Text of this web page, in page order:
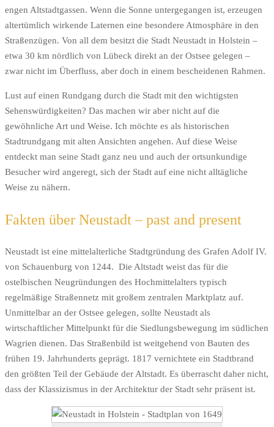
engen Altstadtgassen. Wenn die Sonne untergegangen ist, erzeugen
altertümlich wirkende Laternen eine besondere Atmosphäre in den
Straßenzügen. Von all dem besitzt die Stadt Neustadt in Holstein –
etwa 30 km nördlich von Lübeck direkt an der Ostsee gelegen –
zwar nicht im Überfluss, aber doch in einem bescheidenen Rahmen.
Lust auf einen Rundgang durch die Stadt mit den wichtigsten
Sehenswürdigkeiten? Das machen wir aber nicht auf die
gewöhnliche Art und Weise. Ich möchte es als historischen
Stadtrundgang mit alten Ansichten angehen. Auf diese Weise
entdeckt man seine Stadt ganz neu und auch der ortsunkundige
Besucher wird angeregt, sich der Stadt auf eine nicht alltägliche
Weise zu nähern.
Fakten über Neustadt – past and present
Neustadt ist eine mittelalterliche Stadtgründung des Grafen Adolf IV.
von Schauenburg von 1244. Die Altstadt weist das für die
ostelbischen Neugründungen des Hochmittelalters typisch
regelmäßige Straßennetz mit großem zentralen Marktplatz auf.
Unmittelbar an der Ostsee gelegen, sollte Neustadt als
wirtschaftlicher Mittelpunkt für die Siedlungsbewegung im südlichen
Wagrien dienen. Das Straßenbild ist weitgehend von Bauten des
frühen 19. Jahrhunderts geprägt. 1817 vernichtete ein Stadtbrand
den größten Teil der Gebäude der Altstadt. Es überrascht daher nicht,
dass der Klassizismus in der Architektur der Stadt sehr präsent ist.